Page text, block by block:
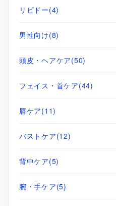
リビドー(4)
男性向け(8)
頭皮・ヘアケア(50)
フェイス・首ケア(44)
唇ケア(11)
バストケア(12)
背中ケア(5)
腕・手ケア(5)